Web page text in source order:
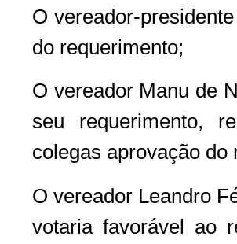
O vereador-
do requerimento;
O vereador Manu de
seu requerimento,
colegas aprovação do
O vereador Leandro
votaria favorável ao